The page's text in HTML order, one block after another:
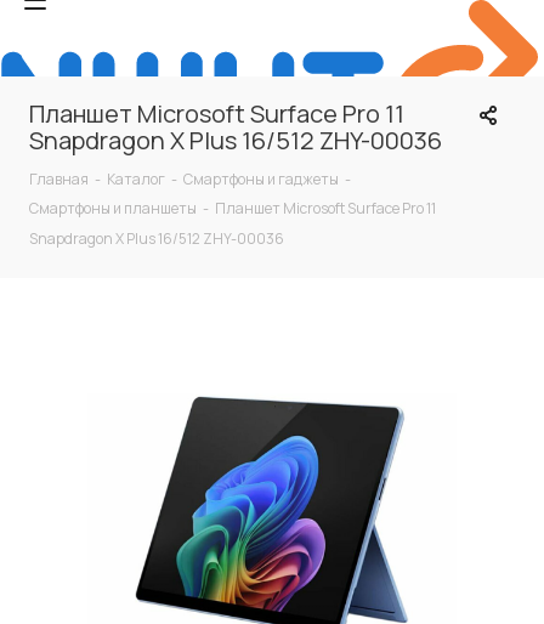
Планшет Microsoft Surface Pro 11
Snapdragon X Plus 16/512 ZHY-00036
Главная - Каталог - Смартфоны и гаджеты -
Смартфоны и планшеты - Планшет Microsoft Surface Pro 11
Snapdragon X Plus 16/512 ZHY-00036